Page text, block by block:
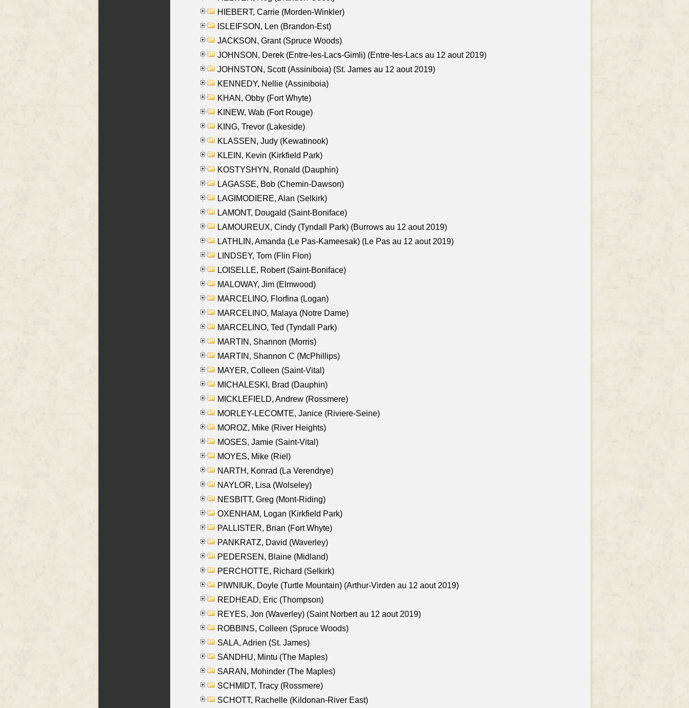
HIEBERT, Carrie (Morden-Winkler)
ISLEIFSON, Len (Brandon-Est)
JACKSON, Grant (Spruce Woods)
JOHNSON, Derek (Entre-les-Lacs-Gimli) (Entre-les-Lacs au 12 aout 2019)
JOHNSTON, Scott (Assiniboia) (St. James au 12 aout 2019)
KENNEDY, Nellie (Assiniboia)
KHAN, Obby (Fort Whyte)
KINEW, Wab (Fort Rouge)
KING, Trevor (Lakeside)
KLASSEN, Judy (Kewatinook)
KLEIN, Kevin (Kirkfield Park)
KOSTYSHYN, Ronald (Dauphin)
LAGASSE, Bob (Chemin-Dawson)
LAGIMODIERE, Alan (Selkirk)
LAMONT, Dougald (Saint-Boniface)
LAMOUREUX, Cindy (Tyndall Park) (Burrows au 12 aout 2019)
LATHLIN, Amanda (Le Pas-Kameesak) (Le Pas au 12 aout 2019)
LINDSEY, Tom (Flin Flon)
LOISELLE, Robert (Saint-Boniface)
MALOWAY, Jim (Elmwood)
MARCELINO, Florfina (Logan)
MARCELINO, Malaya (Notre Dame)
MARCELINO, Ted (Tyndall Park)
MARTIN, Shannon (Morris)
MARTIN, Shannon C (McPhillips)
MAYER, Colleen (Saint-Vital)
MICHALESKI, Brad (Dauphin)
MICKLEFIELD, Andrew (Rossmere)
MORLEY-LECOMTE, Janice (Riviere-Seine)
MOROZ, Mike (River Heights)
MOSES, Jamie (Saint-Vital)
MOYES, Mike (Riel)
NARTH, Konrad (La Verendrye)
NAYLOR, Lisa (Wolseley)
NESBITT, Greg (Mont-Riding)
OXENHAM, Logan (Kirkfield Park)
PALLISTER, Brian (Fort Whyte)
PANKRATZ, David (Waverley)
PEDERSEN, Blaine (Midland)
PERCHOTTE, Richard (Selkirk)
PIWNIUK, Doyle (Turtle Mountain) (Arthur-Virden au 12 aout 2019)
REDHEAD, Eric (Thompson)
REYES, Jon (Waverley) (Saint Norbert au 12 aout 2019)
ROBBINS, Colleen (Spruce Woods)
SALA, Adrien (St. James)
SANDHU, Mintu (The Maples)
SARAN, Mohinder (The Maples)
SCHMIDT, Tracy (Rossmere)
SCHOTT, Rachelle (Kildonan-River East)